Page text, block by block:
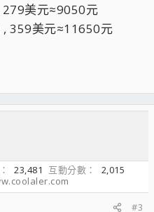
美元≈9050元
359美元≈11650元
23,481 互動分數
2,015
#3